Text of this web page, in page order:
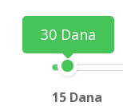
30 Dana
15 Dana